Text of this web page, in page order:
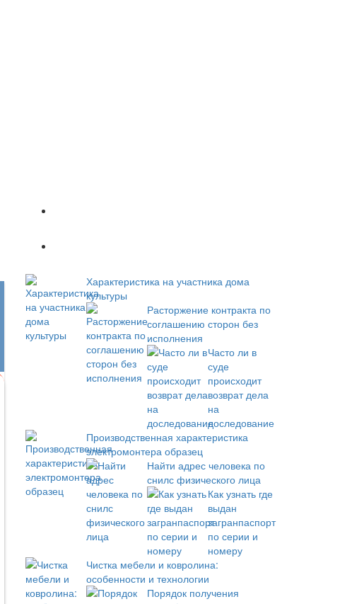
Характеристика на участника дома
культуры
Расторжение контракта по
соглашению сторон без
исполнения
Часто ли в
суде
происходит
возврат дела
на
доследование
Производственная характеристика
электромонтера образец
Найти адрес человека по
снилс физического лица
Как узнать где
выдан
загранпаспорт
по серии и
номеру
Чистка мебели и ковролина:
особенности и технологии
Порядок получения